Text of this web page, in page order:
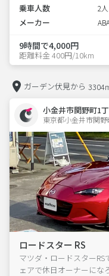
乗車人数 2人
メーカー
9時間で4,000円
距離料金 400円/10km
ガーデン伏見から
小金井市関野町1
東京都小金井市関野
ロードスター RS
マツダ・ロードスター
ェアで休日オーナーにな